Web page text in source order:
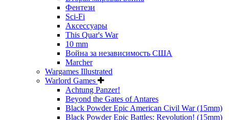
Фентези
Sci-Fi
Аксессуары
This Quar's War
10 mm
Война за независимость США
Marcher
Wargames Illustrated
Warlord Games
Achtung Panzer!
Beyond the Gates of Antares
Black Powder Epic American Civil War (15mm)
Black Powder Epic Battles: Revolution! (15mm)